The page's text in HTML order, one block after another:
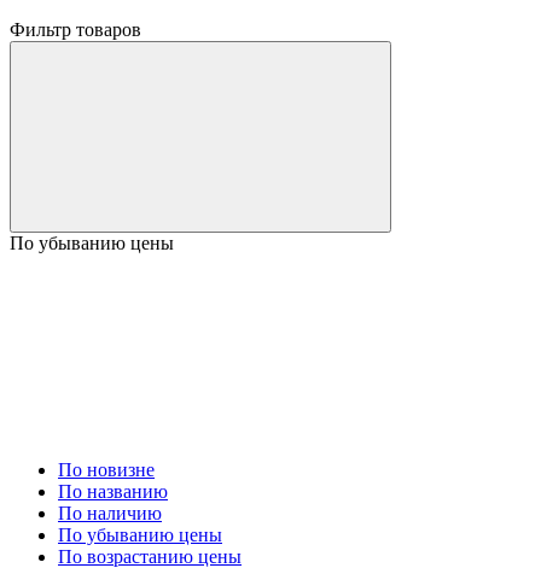
Фильтр товаров
По убыванию цены
По новизне
По названию
По наличию
По убыванию цены
По возрастанию цены